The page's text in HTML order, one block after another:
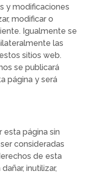
y modificaciones
modificar o
Igualmente se
las
sitios web.
se publicará
página y será
esta página sin
consideradas
de esta
inutilizar,